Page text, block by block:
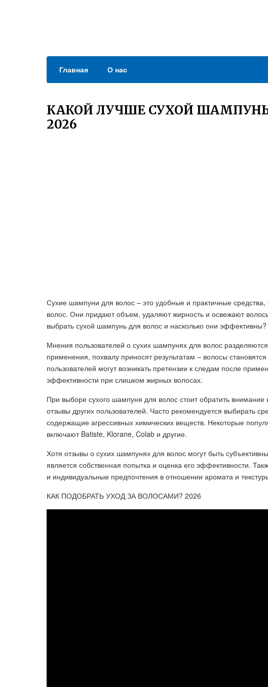
Главная О нас
КАКОЙ ЛУЧШЕ СУХОЙ
2026
Сухие шампуни для волос – это удобные и практичные
волос. Они придают объем, удаляют жирность и освежают
выбрать сухой шампунь для волос и насколько они эффективны?
Мнения пользователей о сухих шампунях для волос
применения, похвалу приносят результатам – волосы
пользователей могут возникать претензии к следам после
эффективности при слишком жирных волосах.
При выборе сухого шампуня для волос стоит обратить
отзывы других пользователей. Часто рекомендуется выбирать
содержащие агрессивных химических веществ. Некоторые
включают Batiste, Klorane, Colab и другие.
Хотя отзывы о сухих шампунях для волос могут быть
является собственная попытка и оценка его эффективности.
и индивидуальные предпочтения в отношении аромата и
КАК ПОДОБРАТЬ УХОД ЗА ВОЛОСАМИ? 2026